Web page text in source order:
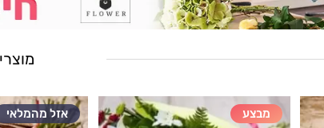
מבצע אזל מהמלאי